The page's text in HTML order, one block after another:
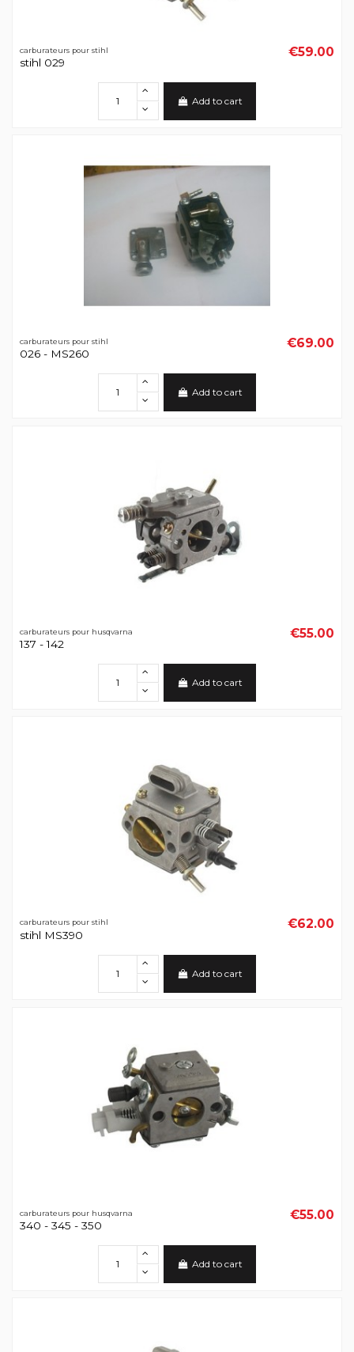
carburateurs pour stihl
stihl 029
€59.00
Add to cart
carburateurs pour stihl
026 - MS260
€69.00
Add to cart
carburateurs pour husqvarna
137 - 142
€55.00
Add to cart
carburateurs pour stihl
stihl MS390
€62.00
Add to cart
carburateurs pour husqvarna
340 - 345 - 350
€55.00
Add to cart